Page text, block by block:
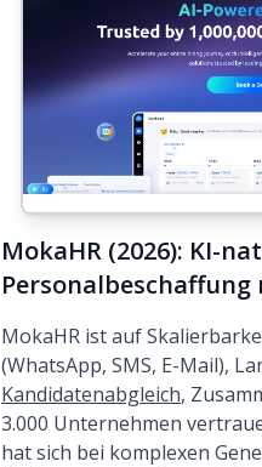
MokaHR (2026): KI-
MokaHR ist auf
(WhatsApp, SMS, E-Mail),
Kandidatenabgleich,
3.000 Unternehmen
hat sich bei komplexen